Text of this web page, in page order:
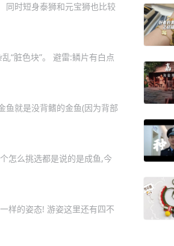
同时短身泰狮和元宝狮也比较
“脏色块”。 避雷:鳞片有白点
鱼就是没背鳍的金鱼(因为背部
怎么挑选都是说的是成鱼,今
样的姿态! 游姿这里还有四不